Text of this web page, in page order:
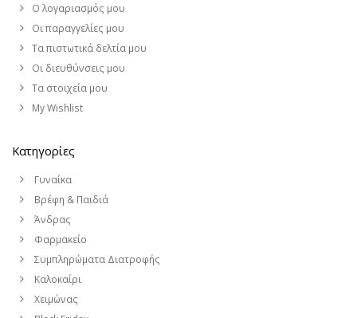
Ο λογαριασμός μου
Οι παραγγελίες μου
Τα πιστωτικά δελτία μου
Οι διευθύνσεις μου
Τα στοιχεία μου
My Wishlist
Κατηγορίες
Γυναίκα
Βρέφη & Παιδιά
Άνδρας
Φαρμακείο
Συμπληρώματα Διατροφής
Καλοκαίρι
Χειμώνας